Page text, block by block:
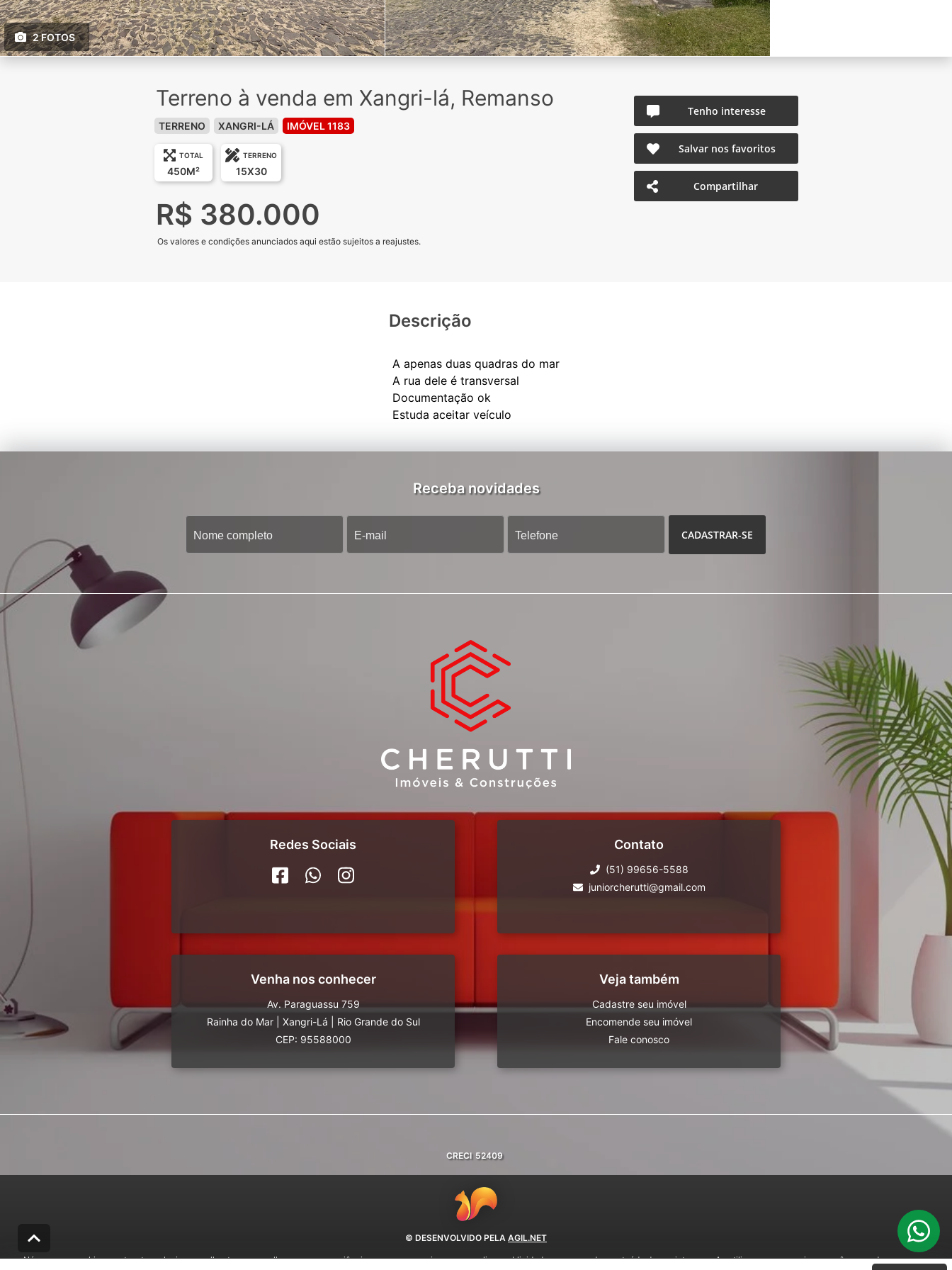
2 FOTOS
Terreno à venda em Xangri-lá, Remanso
TERRENO XANGRI-LÁ IMÓVEL 1183
TOTAL
450M²
TERRENO
15X30
R$ 380.000
Os valores e condições anunciados aqui estão sujeitos a reajustes.
Tenho interesse
Salvar nos favoritos
Compartilhar
Descrição
A apenas duas quadras do mar
A rua dele é transversal
Documentação ok
Receba novidades
CADASTRAR-SE
Redes Sociais Contato
(51) 99656-5588
juniorcherutti@gmail.com
Venha nos conhecer
Av. Paraguassu 759
Rainha do Mar
Xangri-Lá
Rio Grande do Sul
CEP: 95588000
Veja também
Cadastre seu imóvel
Encomende seu imóvel
Fale conosco
CRECI 52409
© DESENVOLVIDO PELA AGIL.NET
Nós usamos cookies e outras tecnologias semelhantes para melhorar a sua experiência em nossos serviços, personalizar publicidade e recomendar conteúdo de seu interesse. Ao utilizar nossos serviços, você concorda com nossa